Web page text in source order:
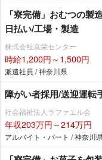
「寮完備」おむつの製
日払い/工場・製造
株式会社京栄センター
時給1,200円～1,500円
派遣社員 / 神奈川県
障がい者採用/送迎運転
社会福祉法人ラファエル会
年収203万円～214万円
アルバイト・パート / 神奈川県